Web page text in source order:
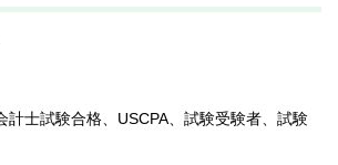
計士試験合格、USCPA、試験受験者、試験